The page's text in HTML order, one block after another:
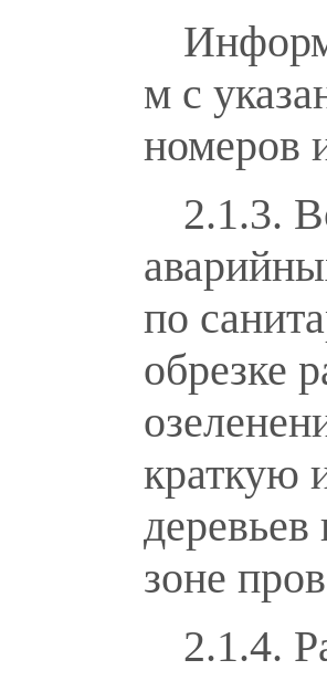
м с
номеров
2.1.3.
по
обрезке
краткую
деревьев
зоне
2.1.4.